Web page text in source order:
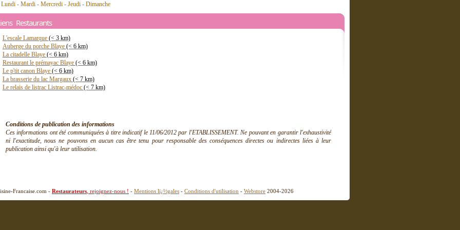
- Mardi - Mercredi - Jeudi - Dimanche
Restaurants
L'escale Lamarque (< 3 km)
Auberge du porche Blaye (< 6 km)
La citadelle Blaye (< 6 km)
Restaurant le prémayac Blaye (< 6 km)
Le p'tit canon Blaye (< 6 km)
La brasserie du lac Margaux (< 7 km)
Le relais de listrac Listrac-médoc (< 7 km)
Conditions de publication des informations
Ces informations ont été communiquées à titre indicatif le 11/06/2012 par l'ETABLISSEMENT. Ne pouvant en garantir l'exhaustivité
ni l'exactitude, nous ne pouvons en aucun cas être tenu pour responsable des conséquences directes ou indirectes liées à leur
publication ainsi qu'à leur utilisation.
Francaise.com - Restaurateurs , rejoignez-nous ! - Mentions lï¿½gales - Conditions d'utilisation - Webstore 2004-2026